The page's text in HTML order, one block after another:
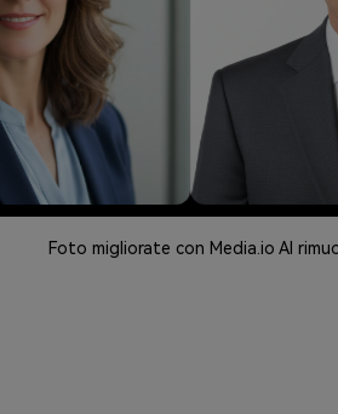
Foto migliorate con Media.io AI